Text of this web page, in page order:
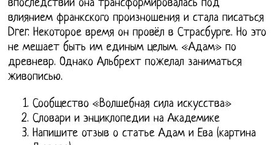
впоследствии она трансформировалась под
влиянием франкского произношения и стала писаться
Drer. Некоторое время он провёл в Страсбурге. Но это
не мешает быть им единым целым. «Адам» по
древневр. Однако Альбрехт пожелал заниматься
живописью.
Сообщество «Волшебная сила искусства»
Словари и энциклопедии на Академике
Напишите отзыв о статье Адам и Ева (картина